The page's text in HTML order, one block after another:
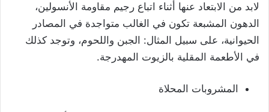
لابد من الابتعاد عنها أثناء اتباع رجيم مقاومة الأنسولين،
الدهون المشبعة تكون في الغالب متواجدة في المصادر
الحيوانية، على سبيل المثال: الجبن واللحوم، وتوجد كذلك
في الأطعمة المقلية بالزيوت المهدرجة.
المشروبات المحلاة